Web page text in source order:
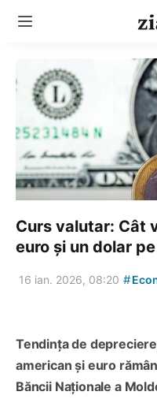
Curs valutar: Cât
euro și un dolar
16 ian. 2026, 08:20 #
Tendința de
american și euro
Băncii Naționale a